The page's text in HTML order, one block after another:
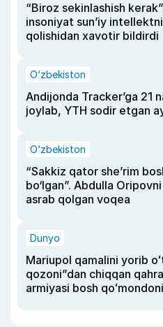
“Biroz sekinlashish
insoniyat sun’iy
qolishidan xavotir bildirdi
O‘zbekiston
Andijonda Tracker’ga 21
joylab, YTH sodir etgan
O‘zbekiston
“Sakkiz qator she’rim
bo‘lgan”. Abdulla
asrab qolgan voqea
Dunyo
Mariupol qamalini yorib
qozoni”dan chiqqan
armiyasi bosh